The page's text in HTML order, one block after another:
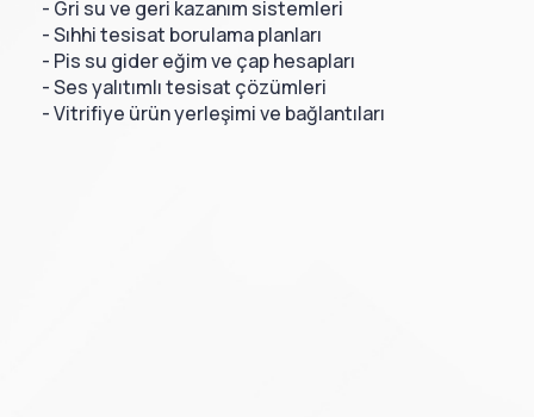
- Gri su ve geri kazanım sistemleri
- Sıhhi tesisat borulama planları
- Pis su gider eğim ve çap hesapları
- Ses yalıtımlı tesisat çözümleri
- Vitrifiye ürün yerleşimi ve bağlantıları